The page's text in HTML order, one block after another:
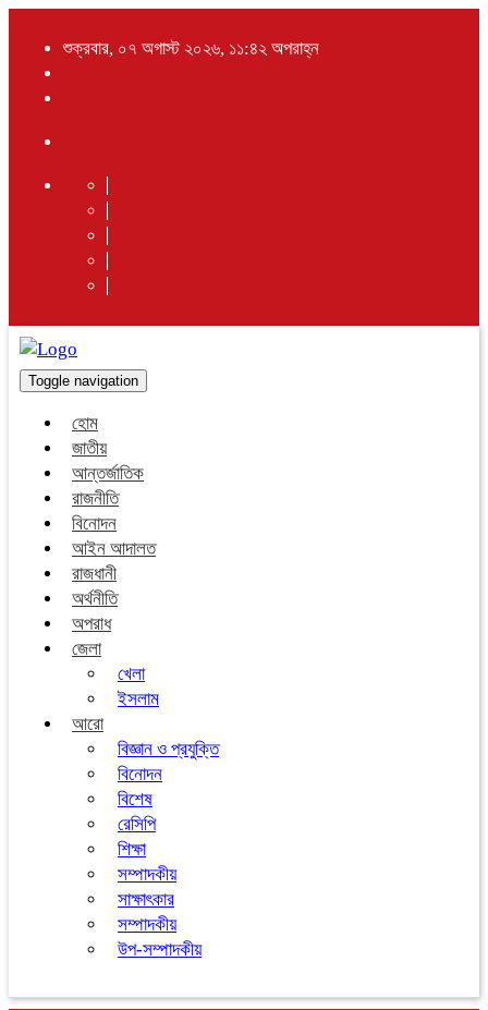
শুক্রবার, ০৭ অগাস্ট ২০২৬, ১১:৪২ অপরাহ্ন
Toggle navigation
হোম
জাতীয়
আন্তর্জাতিক
রাজনীতি
বিনোদন
আইন আদালত
রাজধানী
অর্থনীতি
অপরাধ
জেলা
খেলা
ইসলাম
আরো
বিজ্ঞান ও প্রযুক্তি
বিনোদন
বিশেষ
রেসিপি
শিক্ষা
সম্পাদকীয়
সাক্ষাৎকার
সম্পাদকীয়
উপ-সম্পাদকীয়